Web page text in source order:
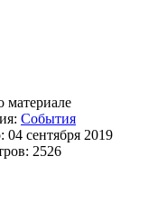
События
04 сентября 2019
2526